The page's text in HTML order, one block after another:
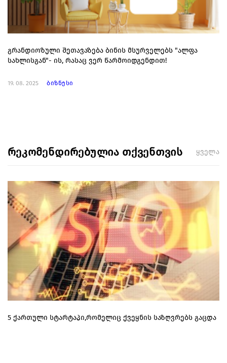
გრანდიოზული შეთავაზება ბინის მსურველებს "ალფა
სახლისგან"- ის, რასაც ვერ წარმოიდგენდით!
19. 08. 2025 ბიზნესი
რეკომენდირებულია თქვენთვის ყველა
5 ქართული სტარტაპი,რომელიც ქვეყნის საზღვრებს გაცდა